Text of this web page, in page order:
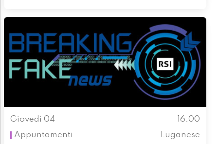
Giovedì 04
16.00
Appuntamenti
Luganese